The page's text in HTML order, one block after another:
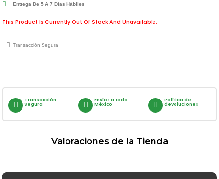
Entrega De 5 A 7 Días Hábiles
This Product Is Currently Out Of Stock And Unavailable.
Transacción Segura
Transacción
Segura
Envíos a todo
México
Política de
devoluciones
Valoraciones de la Tienda